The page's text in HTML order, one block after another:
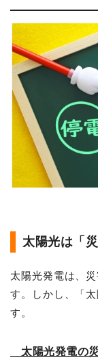
太陽光は「
太陽光発電は、
す。しかし、「
す。
太陽光発電の